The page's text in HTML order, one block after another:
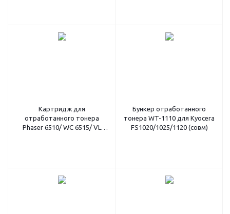
Картридж для
отработанного тонера
Phaser 6510/ WC 6515/ VL
Бункер отработанного
тонера WT-1110 для Kyocera
FS1020/1025/1120 (совм)